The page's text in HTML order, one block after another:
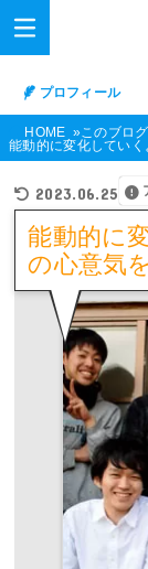
プロフィール
HOME このブロ
能動的に変化してい
2023.06.25
能動的に
の心意気